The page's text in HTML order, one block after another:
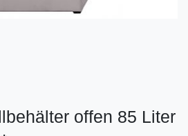
offen 85 Liter